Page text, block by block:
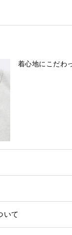
着心地にこだわ
いて